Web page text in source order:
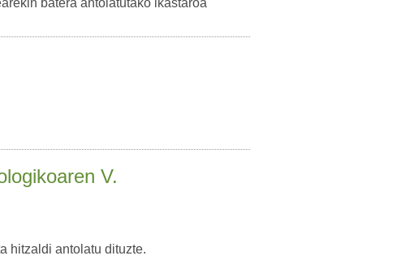
batera antolatutako ikastaroa
V.
hitzaldi antolatu dituzte.